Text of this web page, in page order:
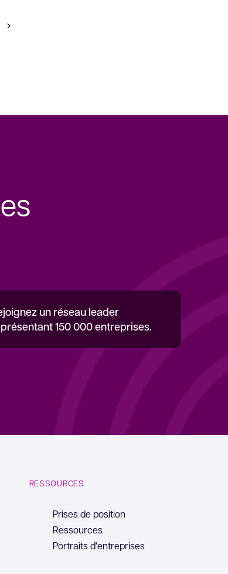
un réseau leader
150 000 entreprises.
RESSOURCES
Prises de position
Ressources
Portraits d'entreprises